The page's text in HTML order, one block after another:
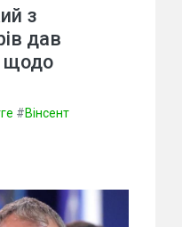
з
дав
щодо
#Вінсент